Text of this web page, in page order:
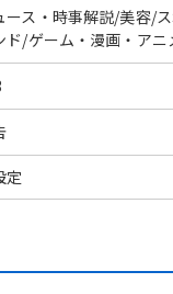
ース・時事解説/美容/
ド/ゲーム・漫画・ア
定